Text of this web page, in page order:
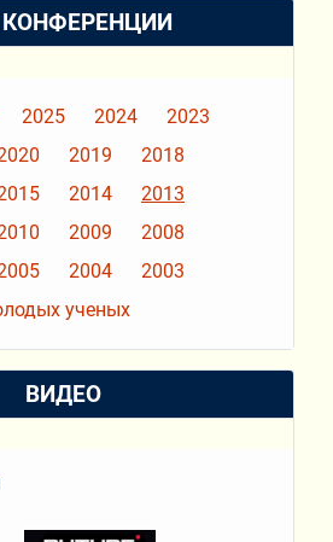
КОНФЕРЕНЦИИ
2025 2024
2023
2019
2018
2014
2013
2009
2008
2004
2003
ученых
ВИДЕО